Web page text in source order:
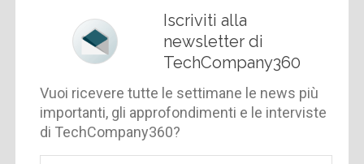
Iscriviti alla
newsletter di
TechCompany360
Vuoi ricevere tutte le settimane le news più
importanti, gli approfondimenti e le interviste
di TechCompany360?